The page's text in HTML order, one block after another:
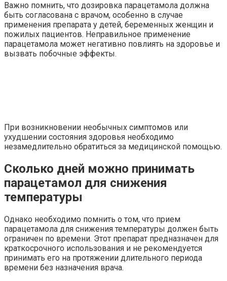
Важно помнить, что дозировка парацетамола должна
быть согласована с врачом, особенно в случае
применения препарата у детей, беременных женщин и
пожилых пациентов. Неправильное применение
парацетамола может негативно повлиять на здоровье и
вызвать побочные эффекты.
При возникновении необычных симптомов или
ухудшении состояния здоровья необходимо
незамедлительно обратиться за медицинской помощью.
Сколько дней можно принимать
парацетамол для снижения
температуры
Однако необходимо помнить о том, что прием
парацетамола для снижения температуры должен быть
ограничен по времени. Этот препарат предназначен для
краткосрочного использования и не рекомендуется
принимать его на протяжении длительного периода
времени без назначения врача.